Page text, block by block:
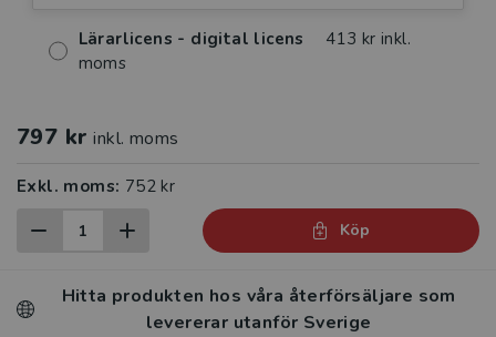
Lärarlicens - digital licens
413 kr inkl.
moms
797 kr inkl. moms
Exkl. moms: 752 kr
Köp
Hitta produkten hos våra återförsäljare som
levererar utanför Sverige